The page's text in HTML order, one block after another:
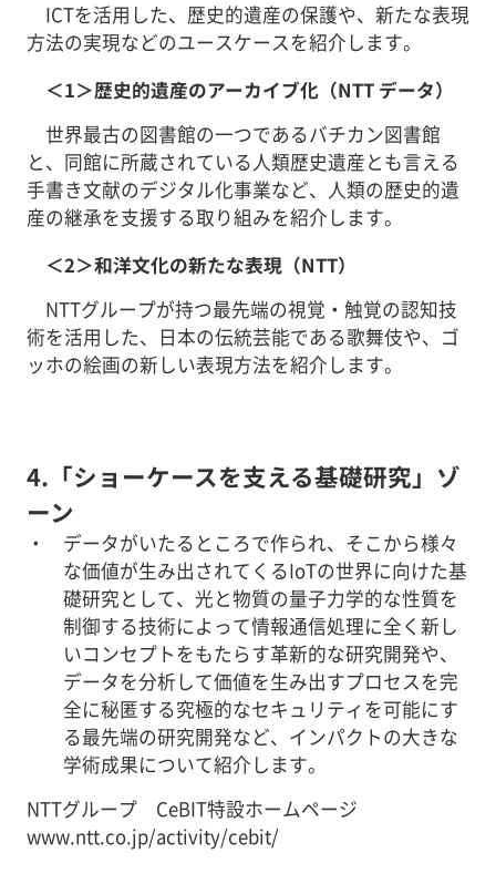
ICTを活用した、歴史的遺産の保護や、新たな表現
方法の実現などのユースケースを紹介します。
＜1＞歴史的遺産のアーカイブ化（NTT データ）
世界最古の図書館の一つであるバチカン図書館
と、同館に所蔵されている人類歴史遺産とも言える
手書き文献のデジタル化事業など、人類の歴史的遺
産の継承を支援する取り組みを紹介します。
＜2＞和洋文化の新たな表現（NTT）
NTTグループが持つ最先端の視覚・触覚の認知技
術を活用した、日本の伝統芸能である歌舞伎や、ゴ
ッホの絵画の新しい表現方法を紹介します。
4.「ショーケースを支える基礎研究」ゾ
ーン
データがいたるところで作られ、そこから様々
な価値が生み出されてくるIoTの世界に向けた基
礎研究として、光と物質の量子力学的な性質を
制御する技術によって情報通信処理に全く新し
いコンセプトをもたらす革新的な研究開発や、
データを分析して価値を生み出すプロセスを完
全に秘匿する究極的なセキュリティを可能にす
る最先端の研究開発など、インパクトの大きな
学術成果について紹介します。
NTTグループ CeBIT特設ホームページ
www.ntt.co.jp/activity/cebit/